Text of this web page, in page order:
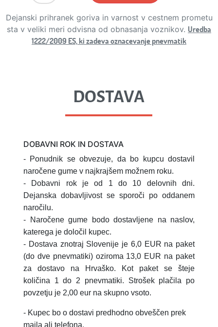
Dejanski prihranek goriva in varnost v cestnem prometu
sta v veliki meri odvisna od obnasanja voznikov. Uredba
1222/2009 ES, ki zadeva oznacevanje pnevmatik
DOSTAVA
DOBAVNI ROK IN DOSTAVA
- Ponudnik se obvezuje, da bo kupcu dostavil
naročene gume v najkrajšem možnem roku.
- Dobavni rok je od 1 do 10 delovnih dni.
Dejanska dobavljivost se sporoči po oddanem
naročilu.
- Naročene gume bodo dostavljene na naslov,
katerega je določil kupec.
- Dostava znotraj Slovenije je 6,0 EUR na paket
(do dve pnevmatiki) oziroma 13,0 EUR na paket
za dostavo na Hrvaško.
Kot paket se šteje
količina 1 do 2 pnevmatiki. Strošek plačila po
povzetju je 2,00 eur na skupno vsoto.
- Kupec bo o dostavi predhodno obveščen prek
maila ali telefona.